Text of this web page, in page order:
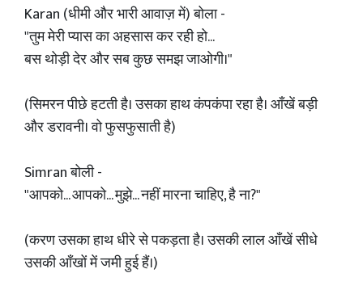
Karan (धीमी और भारी आवाज़ में) बोला -
"तुम मेरी प्यास का अहसास कर रही हो...
बस थोड़ी देर और सब कुछ समझ जाओगी।"
(सिमरन पीछे हटती है। उसका हाथ कंपकंपा रहा है। आँखें बड़ी
और डरावनी। वो फुसफुसाती है)
Simran बोली -
"आपको... आपको... मुझे... नहीं मारना चाहिए, है ना?"
(करण उसका हाथ धीरे से पकड़ता है। उसकी लाल आँखें सीधे
उसकी आँखों में जमी हुई हैं।)